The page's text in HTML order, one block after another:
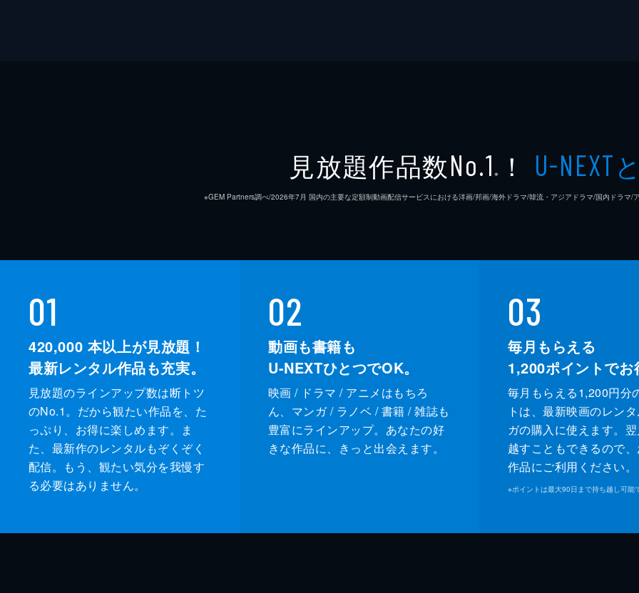
見放題作品数No.1 ※ ！ U-NEXT
※GEM Partners調べ/2026年7⽉ 国内の主要な定額制動画配信サービスにおける洋画/邦画/海外ドラマ/韓流・アジアドラマ/国内ドラマ/
01
420,000 本以上が見放題！
最新レンタル作品も充実。
見放題のラインアップ数は断トツ
のNo.1。だから観たい作品を、た
っぷり、お得に楽しめます。ま
た、最新作のレンタルもぞくぞく
配信。もう、観たい気分を我慢す
る必要はありません。
02
動画も書籍も
U-NEXTひとつでOK。
映画 / ドラマ / アニメはもちろ
ん、マンガ / ラノベ / 書籍 / 雑誌も
豊富にラインアップ。あなたの好
きな作品に、きっと出会えます。
03
毎月もらえる
1,200ポイントでお
毎月もらえる1,200円分
トは、最新映画のレン
ガの購入に使えます。
越すこともできるので
作品にご利用ください。
※ポイントは最大90日まで持ち越し可能